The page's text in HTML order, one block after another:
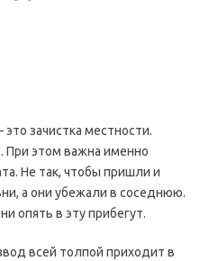
зачистка местности.
При этом важна именно
Не так, чтобы пришли и
а они убежали в соседнюю.
опять в эту прибегут.
всей толпой приходит в